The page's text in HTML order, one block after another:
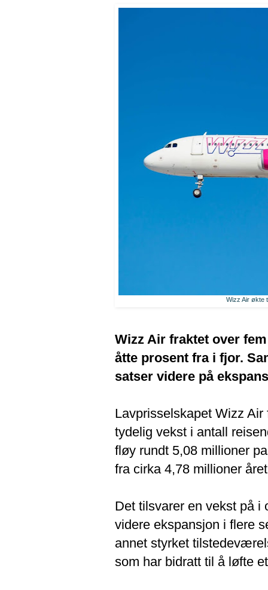
Wizz Air økte
Wizz Air fraktet over
åtte prosent fra i fjor.
satser videre på
Lavprisselskapet Wizz
tydelig vekst i antall
fløy rundt 5,08 millioner
fra cirka 4,78 millioner
Det tilsvarer en vekst på i
videre ekspansjon i flere
annet styrket
som har bidratt til å løfte